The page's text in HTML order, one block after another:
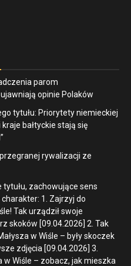
parom
opinie Polaków
tytułu: Priorytety niemieckiej
bałtyckie stają się
rywalizacji ze
zachowujące sens
1. Zajrzyj do
Tak urządził swoje
skoków [09.04.2026] 2. Tak
w Wiśle – były skoczek
zdjęcia [09.04.2026] 3.
w Wiśle – zobacz, jak mieszka